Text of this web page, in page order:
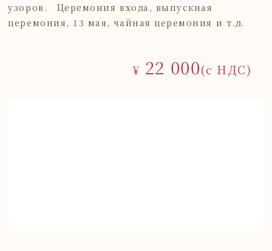
узоров. Церемония входа, выпускная
церемония, 13 мая, чайная церемония и т.д.
¥ 22 000(с НДС)